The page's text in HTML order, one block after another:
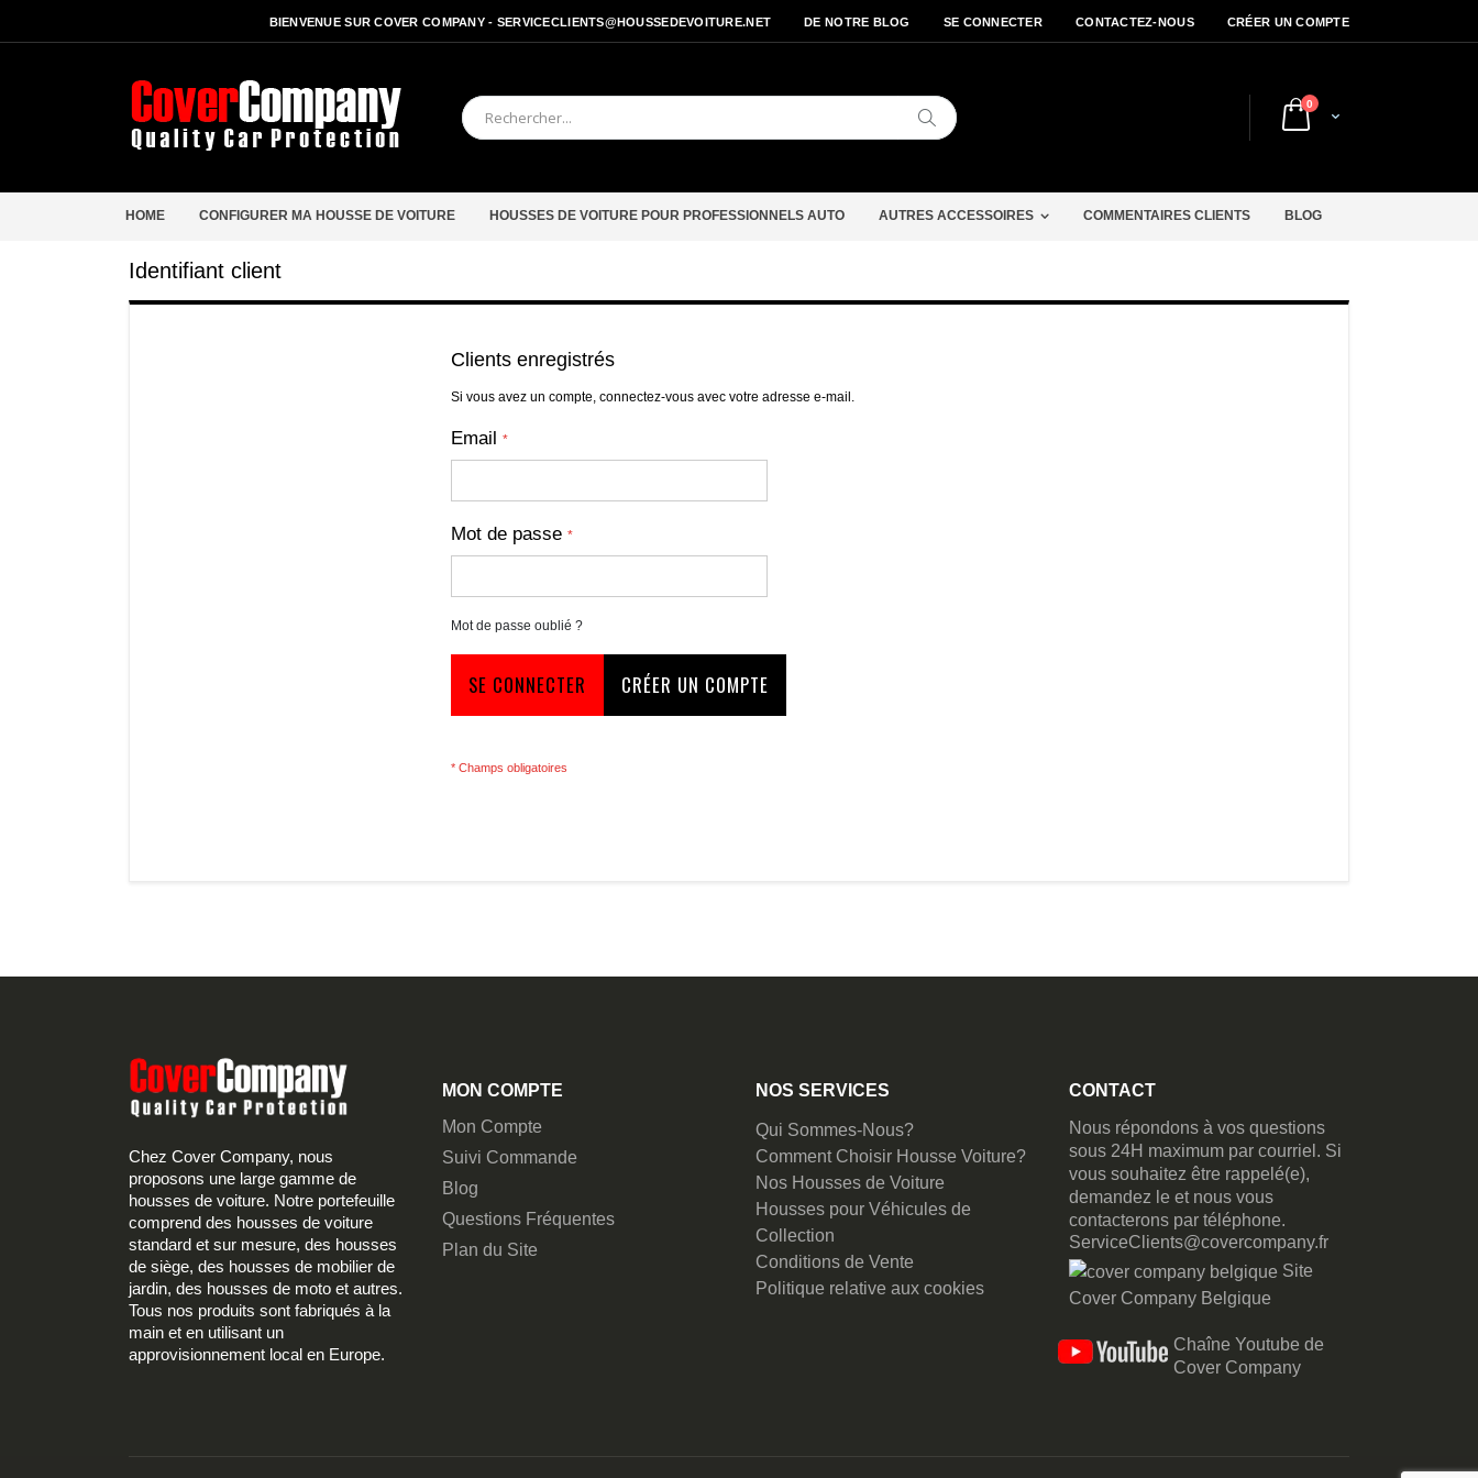
BIENVENUE SUR COVER COMPANY - SERVICECLIENTS@HOUSSEDEVOITURE.NET DE NOTRE BLOG SE CONNECTER CONTACTEZ-NOUS CRÉER UN COMPTE
Cart
0articles
Chercher
HOME CONFIGURER MA HOUSSE DE VOITURE HOUSSES DE VOITURE POUR PROFESSIONNELS AUTO AUTRES ACCESSOIRES COMMENTAIRES CLIENTS BLOG
Identifiant client
Clients enregistrés
Si vous avez un compte, connectez-vous avec votre adresse e-mail.
Email
Mot de passe
Mot de passe oublié ?
SE CONNECTER CRÉER UN COMPTE
Chez Cover Company, nous
proposons une large gamme de
housses de voiture. Notre portefeuille
comprend des housses de voiture
standard et sur mesure, des housses
de siège, des housses de mobilier de
jardin, des housses de moto et autres.
Tous nos produits sont fabriqués à la
main et en utilisant un
approvisionnement local en Europe.
MON COMPTE
Mon Compte
Suivi Commande
Blog
Questions Fréquentes
Plan du Site
NOS SERVICES
Qui Sommes-Nous?
Comment Choisir Housse Voiture?
Nos Housses de Voiture
Housses pour Véhicules de
Collection
Conditions de Vente
Politique relative aux cookies
CONTACT
Nous répondons à vos questions
sous 24H maximum par courriel. Si
vous souhaitez être rappelé(e),
demandez le et nous vous
contacterons par téléphone.
ServiceClients@covercompany.fr
Site
Cover Company Belgique
Chaîne Youtube de
Cover Company